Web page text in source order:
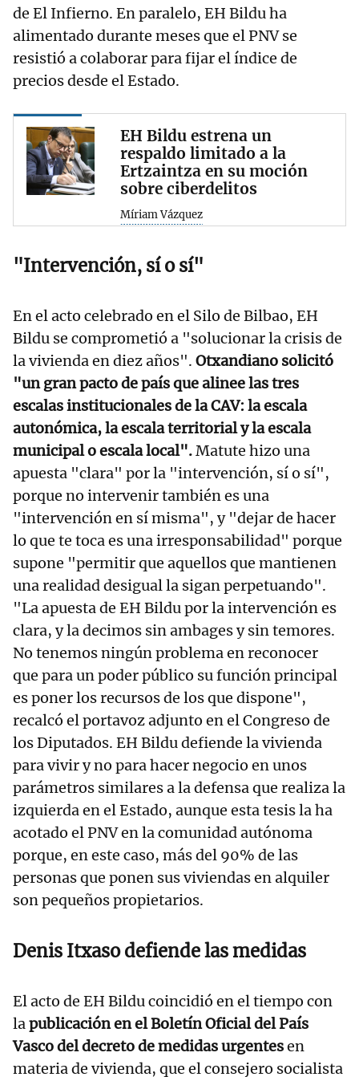
de El Infierno. En paralelo, EH Bildu ha
alimentado durante meses que el PNV se
resistió a colaborar para fijar el índice de
precios desde el Estado.
EH Bildu estrena un
respaldo limitado a la
Ertzaintza en su moción
sobre ciberdelitos
Míriam Vázquez
"Intervención, sí o sí"
En el acto celebrado en el Silo de Bilbao, EH
Bildu se comprometió a "solucionar la crisis de
la vivienda en diez años". Otxandiano solicitó
"un gran pacto de país que alinee las tres
escalas institucionales de la CAV: la escala
autonómica, la escala territorial y la escala
municipal o escala local".Matute hizo una
apuesta "clara" por la "intervención, sí o sí",
porque no intervenir también es una
"intervención en sí misma", y "dejar de hacer
lo que te toca es una irresponsabilidad" porque
supone "permitir que aquellos que mantienen
una realidad desigual la sigan perpetuando".
"La apuesta de EH Bildu por la intervención es
clara, y la decimos sin ambages y sin temores.
No tenemos ningún problema en reconocer
que para un poder público su función principal
es poner los recursos de los que dispone",
recalcó el portavoz adjunto en el Congreso de
los Diputados. EH Bildu defiende la vivienda
para vivir y no para hacer negocio en unos
parámetros similares a la defensa que realiza la
izquierda en el Estado, aunque esta tesis la ha
acotado el PNV en la comunidad autónoma
porque, en este caso, más del 90% de las
personas que ponen sus viviendas en alquiler
son pequeños propietarios.
Denis Itxaso defiende las medidas
El acto de EH Bildu coincidió en el tiempo con
lapublicación en el Boletín Oficial del País
Vasco del decreto de medidas urgentesen
materia de vivienda, que el consejero socialista